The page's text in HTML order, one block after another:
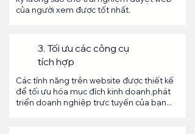
của người xem được tốt nhất.
3. Tối ưu các công cụ
tích hợp
Các tính năng trên website được thiết kế
để tối ưu hóa mục đích kinh doanh,phát
triển doanh nghiệp trực tuyến của bạn...